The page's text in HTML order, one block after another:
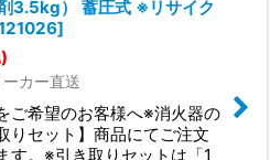
3.5kg） 蓄圧式 ※リサイク
]
カー直送
ご希望のお客様へ※消火器の
りセット】商品にてご注文
す。※引き取りセットは「1